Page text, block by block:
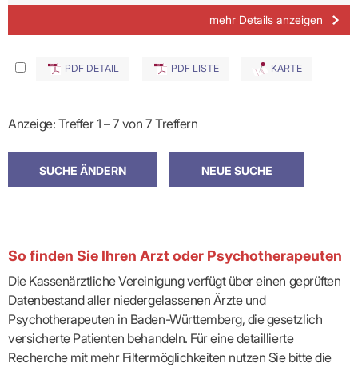
mehr Details anzeigen
PDF DETAIL PDF LISTE KARTE
Anzeige: Treffer 1 – 7 von 7 Treffern
So finden Sie Ihren Arzt oder Psychotherapeuten
Die Kassenärztliche Vereinigung verfügt über einen geprüften
Datenbestand aller niedergelassenen Ärzte und
Psychotherapeuten in Baden-Württemberg, die gesetzlich
versicherte Patienten behandeln. Für eine detaillierte
Recherche mit mehr Filtermöglichkeiten nutzen Sie bitte die